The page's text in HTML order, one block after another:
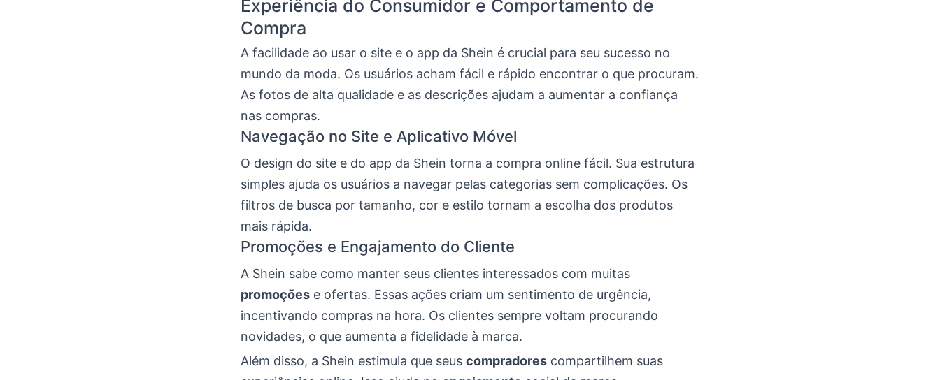
Experiência do Consumidor e Comportamento de
Compra
A facilidade ao usar o site e o app da Shein é crucial para seu sucesso no
mundo da moda. Os usuários acham fácil e rápido encontrar o que procuram.
As fotos de alta qualidade e as descrições ajudam a aumentar a confiança
nas compras.
Navegação no Site e Aplicativo Móvel
O design do site e do app da Shein torna a compra online fácil. Sua estrutura
simples ajuda os usuários a navegar pelas categorias sem complicações. Os
filtros de busca por tamanho, cor e estilo tornam a escolha dos produtos
mais rápida.
Promoções e Engajamento do Cliente
A Shein sabe como manter seus clientes interessados com muitas
promoções e ofertas. Essas ações criam um sentimento de urgência,
incentivando compras na hora. Os clientes sempre voltam procurando
novidades, o que aumenta a fidelidade à marca.
Além disso, a Shein estimula que seus compradores compartilhem suas